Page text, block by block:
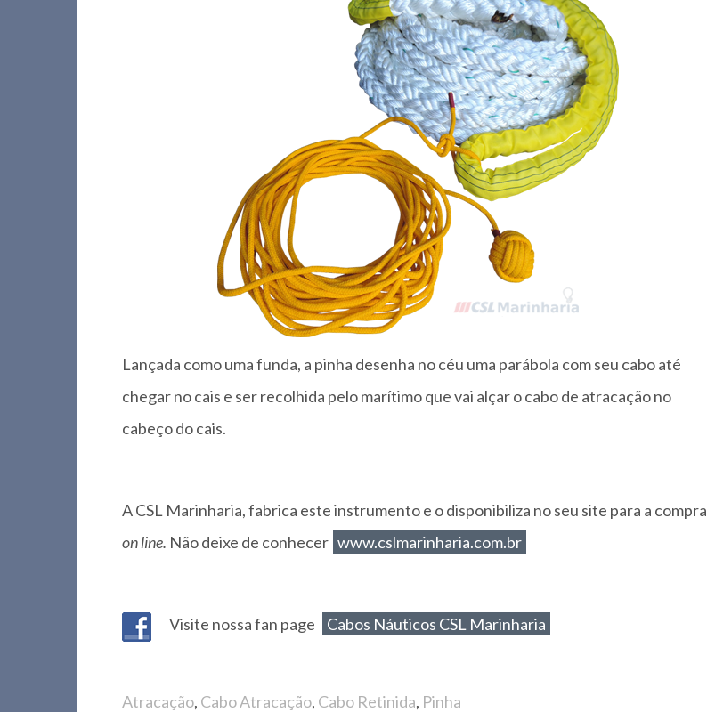
Lançada como uma funda, a pinha desenha no céu uma parábola com seu cabo até
chegar no cais e ser recolhida pelo marítimo que vai alçar o cabo de atracação no
cabeço do cais.
A CSL Marinharia, fabrica este instrumento e o disponibiliza no seu site para a compra
on line. Não deixe de conhecer www.cslmarinharia.com.br
Visite nossa fan page Cabos Náuticos CSL Marinharia
Atracação, Cabo Atracação, Cabo Retinida, Pinha